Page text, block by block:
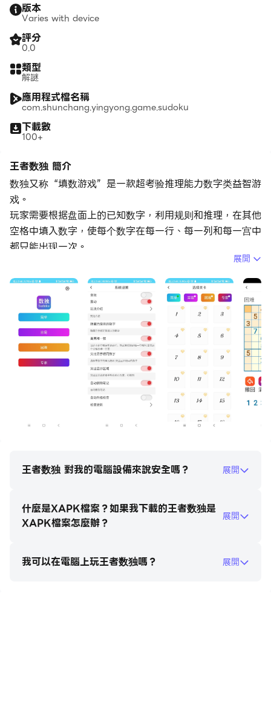
版本
Varies with device
評分
0.0
類型
解謎
應用程式檔名稱
com.shunchang.yingyong.game.sudoku
下載數
100+
王者数独 簡介
数独又称“填数游戏”是一款超考验推理能力数字类益智游
戏。
玩家需要根据盘面上的已知数字，利用规则和推理，在其他
空格中填入数字，使每个数字在每一行、每一列和每一宫中
都只能出现一次。
选择任何你想要的程度。玩简单程度来训练你的大脑，或试
试专家程度来认真锻炼你的脑力
展開
王者数独 對我的電腦設備來說安全嗎？ 展開
什麼是XAPK檔案？如果我下載的王者数独是
XAPK檔案怎麼辦？
展開
我可以在電腦上玩王者数独嗎？ 展開